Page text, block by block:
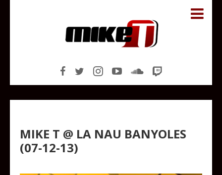
MIKE T @ LA NAU BANYOLES
(07-12-13)